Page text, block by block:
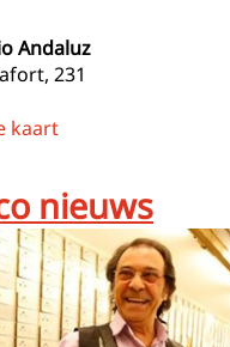
Andaluz
231
kaart
nieuws